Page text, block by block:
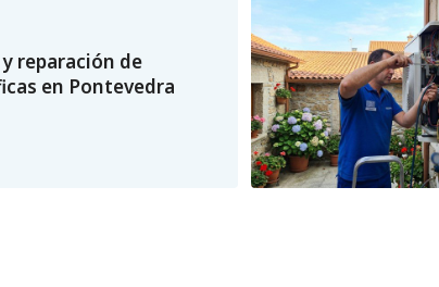
reparación de
en Pontevedra